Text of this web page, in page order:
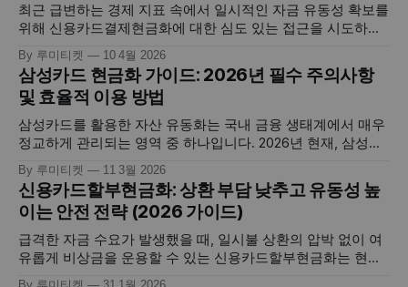
최근 급변하는 경제 지표 속에서 일시적인 자금 유동성 확보를
위해 신용카드결제현금화에 대한 심도 있는 접근을 시도하시
는 분들이 지속적으로 증가하고 있습니다. 이는 단순한 소비
패턴을 넘어, 개인이 보유한 신용 공여 기능을 전략적으로 활
용하여 당면한 재무적 목표를 달성하는 현대적인 자산 운용 기
법의 일환입니다. 하지만 고도화된 핀테크 환경 속에서 올바른
지식 없이 접근할
By 루미티켓 10 4월 2026
삼성카드 현금화 가이드: 2026년 필수 주의사항
및 효율적 이용 방법
삼성카드를 활용한 자산 유동화는 국내 금융 생태계에서 매우
정교하게 관리되는 영역 중 하나입니다. 2026년 현재, 삼성카
드는 독자적인 이상거래탐지시스템(FDS)과 빅데이터 분석을
통해 사용자의 결제 패턴을 실시간으로 보호하며, 동시에 긴급
자금이 필요한 소비자들에게는 포인트 및 한도 기반의 다양한
유동화 경로를 제공하고 있습니다. 하지만 삼성카드 현금화를
진행함에 있어 카드사 고유의 서비스포인트
By 루미티켓 11 3월 2026
신용카드할부현금화: 상환 부담 낮추고 유동성 높
이는 안전 전략 (2026 가이드)
급격한 자금 수요가 발생했을 때, 일시불 상환의 압박 없이 여
유롭게 비상금을 운용할 수 있는 신용카드할부현금화는 현대
금융 소비자들에게 매우 효율적인 자산 유동화 전략으로 꼽힙